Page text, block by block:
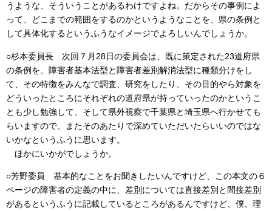
うような、そういうことがあるわけですよね。だからその事例によ
って、どこまでの範囲をするのかというようなことを、県の条例と
して具体化するというふうなイメージでよろしいんでしょうか。
○杉本委員長 次回７月28日の委員会は、既に策定された23道府県
の条例を、障害者基本法型と障害者差別解消法型に種類分けをし
て、その特徴をみんなで調査、研究をしたり、その目的やら対象を
どういったところにそれぞれの道府県が持っていったのかというこ
とも少し勉強して、そして県外視察で千葉県と埼玉県へ行かせても
らいますので、またそのあたりで深めていただいたらいいのではな
いかなというふうに思います。
ほかにいかがでしょうか。
○芳野委員 基本的なことをお聞きしたいんですけど、この本文の６
ページの障害者の定義の中に、差別については直接差別と間接差別
があるというふうに記載しているところがあるんですけど、僕、理